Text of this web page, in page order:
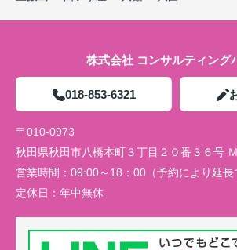
株式会社 コンサルティング
018-853-6321
〒010-0973
秋田県秋田市八橋本町３丁目２０番３６号
営業時間： 09:00～18：00（予約により延長
定休日： 年中無休